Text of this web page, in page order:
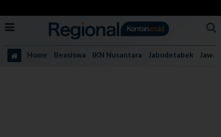
Home Beasiswa IKN Nusantara Jabodetabek Jawa